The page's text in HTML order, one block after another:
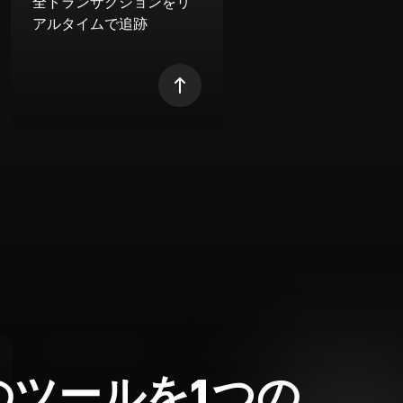
アルタイムで追跡